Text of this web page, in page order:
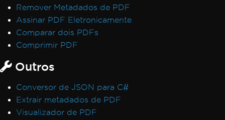
Remover Metadados de PDF
Assinar PDF Eletronicamente
Comparar dois PDFs
Comprimir PDF
Outros
Conversor de JSON para C#
Extrair metadados de PDF
Visualizador de PDF